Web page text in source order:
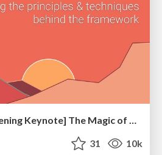
[RailsConf 2023 Opening Keynote] The Magic of Rails
31 10k